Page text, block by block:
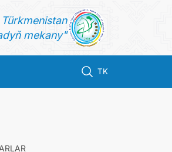
mekany"
TK